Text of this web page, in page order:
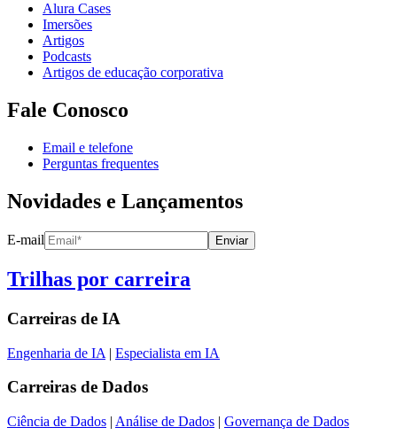
Alura Cases
Imersões
Artigos
Podcasts
Artigos de educação corporativa
Fale Conosco
Email e telefone
Perguntas frequentes
Novidades e Lançamentos
E-mail Enviar
Trilhas por carreira
Carreiras de IA
Engenharia de IA | Especialista em IA
Carreiras de Dados
Ciência de Dados | Análise de Dados | Governança de Dados